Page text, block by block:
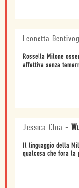
Leonetta
Rossella Milone
affettiva senza
Jessica Chia -
Il linguaggio della
qualcosa che fora la